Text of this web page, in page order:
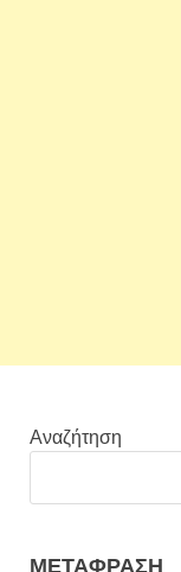
Αναζήτηση
ΜΕΤΆΦΡΑΣΗ